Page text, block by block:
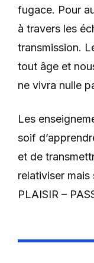
fugace. Pour
à travers les
transmission.
tout âge et
ne vivra nulle
Les
soif
et de
relativiser
PLAISIR –